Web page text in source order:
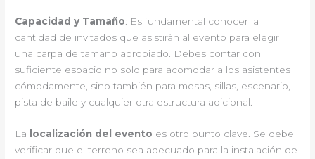
Capacidad y Tamaño: Es fundamental conocer la
cantidad de invitados que asistirán al evento para elegir
una carpa de tamaño apropiado. Debes contar con
suficiente espacio no solo para acomodar a los asistentes
cómodamente, sino también para mesas, sillas, escenario,
pista de baile y cualquier otra estructura adicional.
La localización del evento es otro punto clave. Se debe
verificar que el terreno sea adecuado para la instalación de